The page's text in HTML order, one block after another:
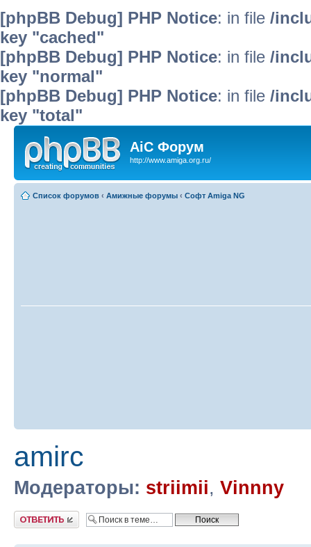
[phpBB Debug] PHP Notice: in file /
key "cached"
[phpBB Debug] PHP Notice: in file /
key "normal"
[phpBB Debug] PHP Notice: in file /
key "total"
AiC Форум
http://www.amiga.org.ru/
Список форумов ‹ Амижные форумы ‹ Софт Amiga NG
amirc
Модераторы: striimii, Vinnny
Ответить